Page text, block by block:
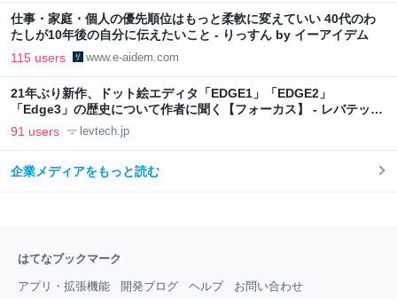
仕事・家庭・個人の優先順位はもっと柔軟に変えていい 40代のわ
たしが10年後の自分に伝えたいこと - りっすん by イーアイデム
115 users www.e-aidem.com
21年ぶり新作、ドット絵エディタ「EDGE1」「EDGE2」
「Edge3」の歴史について作者に聞く【フォーカス】 - レバテック
LAB
91 users levtech.jp
企業メディアをもっと読む
はてなブックマーク
アプリ・拡張機能 開発ブログ ヘルプ お問い合わせ